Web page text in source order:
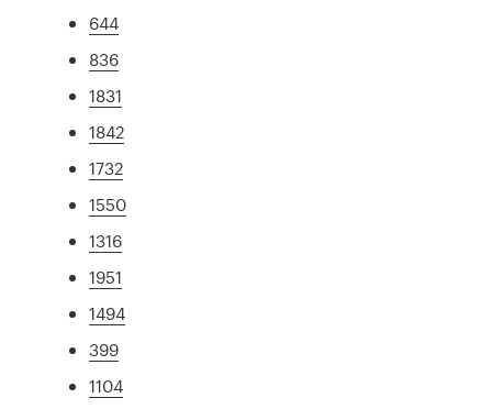
644
836
1831
1842
1732
1550
1316
1951
1494
399
1104